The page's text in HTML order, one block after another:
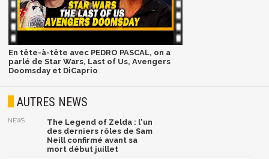
En tête-à-tête avec PEDRO PASCAL, on a
parlé de Star Wars, Last of Us, Avengers
Doomsday et DiCaprio
AUTRES NEWS
NEWS
The Legend of Zelda : l'un
des derniers rôles de Sam
Neill confirmé avant sa
mort début juillet